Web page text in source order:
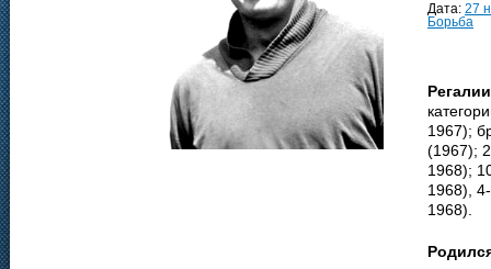
Дата: 27
Борьба
1967);
(1967);
1968);
1968),
1968).